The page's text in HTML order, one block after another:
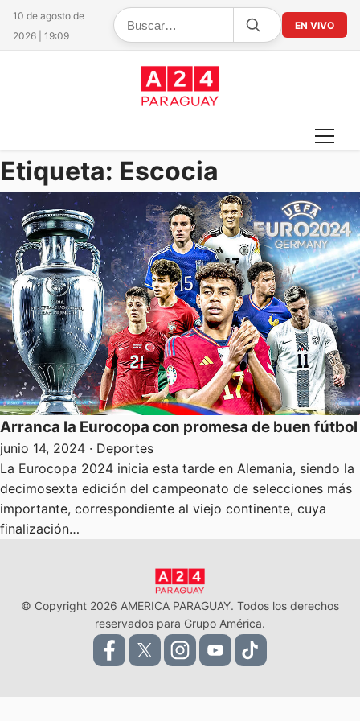
10 de agosto de
2026 | 19:09
EN VIVO
Etiqueta: Escocia
Arranca la Eurocopa con promesa de buen fútbol
junio 14, 2024 · Deportes
La Eurocopa 2024 inicia esta tarde en Alemania, siendo la
decimosexta edición del campeonato de selecciones más
importante, correspondiente al viejo continente, cuya
finalización…
© Copyright 2026 AMERICA PARAGUAY. Todos los derechos
reservados para Grupo América.